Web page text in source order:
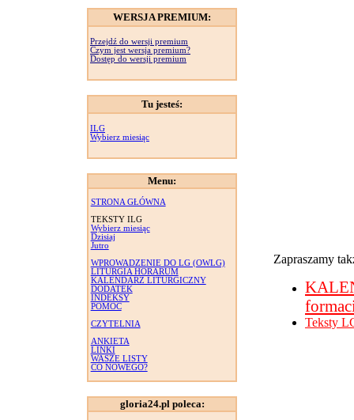
WERSJA PREMIUM:
Przejdź do wersji premium
Czym jest wersja premium?
Dostęp do wersji premium
Tu jesteś:
ILG
Wybierz miesiąc
Menu:
STRONA GŁÓWNA
TEKSTY ILG
Wybierz miesiąc
Dzisiaj
Jutro
WPROWADZENIE DO LG (OWLG)
LITURGIA HORARUM
KALENDARZ LITURGICZNY
DODATEK
INDEKSY
POMOC
CZYTELNIA
ANKIETA
LINKI
WASZE LISTY
CO NOWEGO?
gloria24.pl poleca:
Zapraszamy
Teksty